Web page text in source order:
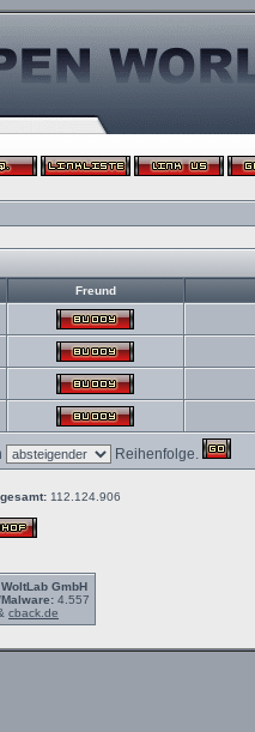
Freund
Reihenfolge.
112.124.906
WoltLab GmbH
4.557
cback.de